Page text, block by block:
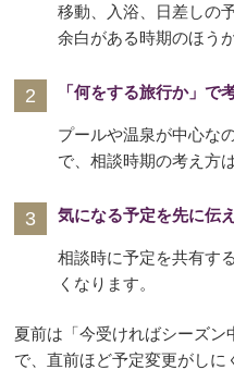
移動、入浴、日差しの
余白がある時期のほう
「何をする旅行か」で
プールや温泉が中心な
で、相談時期の考え方
気になる予定を先に伝
相談時に予定を共有す
くなります。
夏前は「今受ければシーズ
で、直前ほど予定変更がしに